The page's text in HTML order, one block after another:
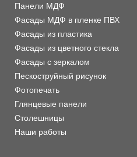
Панели МДФ
Фасады МДФ в пленке ПВХ
Фасады из пластика
Фасады из цветного стекла
Фасады с зеркалом
Пескоструйный рисунок
Фотопечать
Глянцевые панели
Столешницы
Наши работы